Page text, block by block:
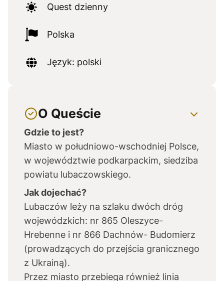
Quest dzienny
Polska
Język: polski
O Queście
Gdzie to jest?
Miasto w południowo-wschodniej Polsce,
w województwie podkarpackim, siedziba
powiatu lubaczowskiego.
Jak dojechać?
Lubaczów leży na szlaku dwóch dróg
wojewódzkich: nr 865 Oleszyce-
Hrebenne i nr 866 Dachnów- Budomierz
(prowadzących do przejścia granicznego
z Ukrainą).
Przez miasto przebiega również linia